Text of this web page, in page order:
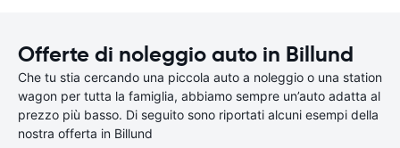
Offerte di noleggio auto in Billund
Che tu stia cercando una piccola auto a noleggio o una station
wagon per tutta la famiglia, abbiamo sempre un’auto adatta al
prezzo più basso. Di seguito sono riportati alcuni esempi della
nostra offerta in Billund